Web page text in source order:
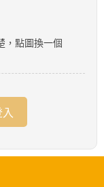
，點圖換一個